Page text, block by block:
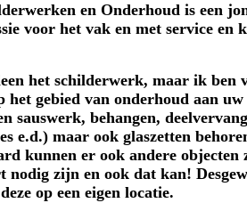
en Onderhoud is een
voor het vak en met service en
het schilderwerk, maar ik ben
het gebied van onderhoud aan
sauswerk, behangen,
e.d.) maar ook glaszetten
kunnen er ook andere objecten
nodig zijn en ook dat kan!
op een eigen locatie.